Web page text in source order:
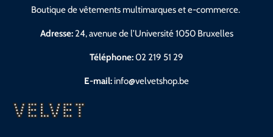
Boutique de vêtements multimarques et e-commerce.
Adresse:24, avenue de l’Université 1050 Bruxelles
Téléphone:02 219 51 29
E-mail: info@velvetshop.be